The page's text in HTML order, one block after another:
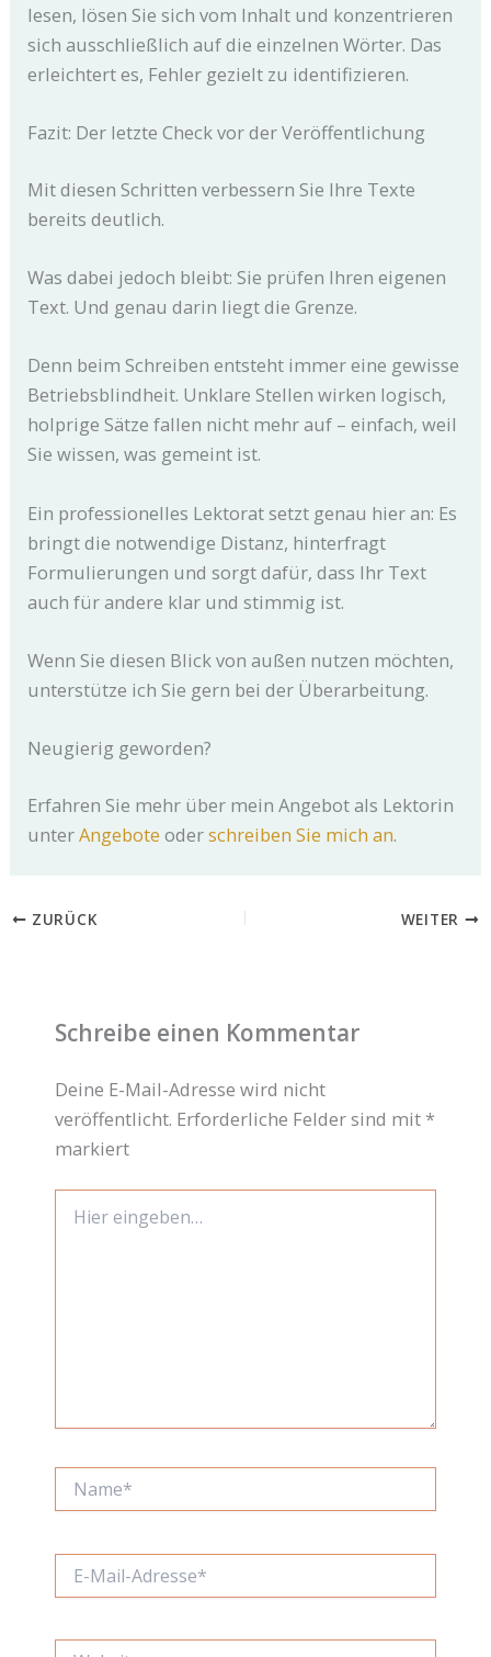
lesen, lösen Sie sich vom Inhalt und konzentrieren
sich ausschließlich auf die einzelnen Wörter. Das
erleichtert es, Fehler gezielt zu identifizieren.
Fazit: Der letzte Check vor der Veröffentlichung
Mit diesen Schritten verbessern Sie Ihre Texte
bereits deutlich.
Was dabei jedoch bleibt: Sie prüfen Ihren eigenen
Text. Und genau darin liegt die Grenze.
Denn beim Schreiben entsteht immer eine gewisse
Betriebsblindheit. Unklare Stellen wirken logisch,
holprige Sätze fallen nicht mehr auf – einfach, weil
Sie wissen, was gemeint ist.
Ein professionelles Lektorat setzt genau hier an: Es
bringt die notwendige Distanz, hinterfragt
Formulierungen und sorgt dafür, dass Ihr Text
auch für andere klar und stimmig ist.
Wenn Sie diesen Blick von außen nutzen möchten,
unterstütze ich Sie gern bei der Überarbeitung.
Neugierig geworden?
Erfahren Sie mehr über mein Angebot als Lektorin
unterAngebote oderschreiben Sie mich an.
ZURÜCK WEITER
Schreibe einen Kommentar
Deine E-Mail-Adresse wird nicht
veröffentlicht. Erforderliche Felder sind mit *
markiert
eingeben…
Mail-